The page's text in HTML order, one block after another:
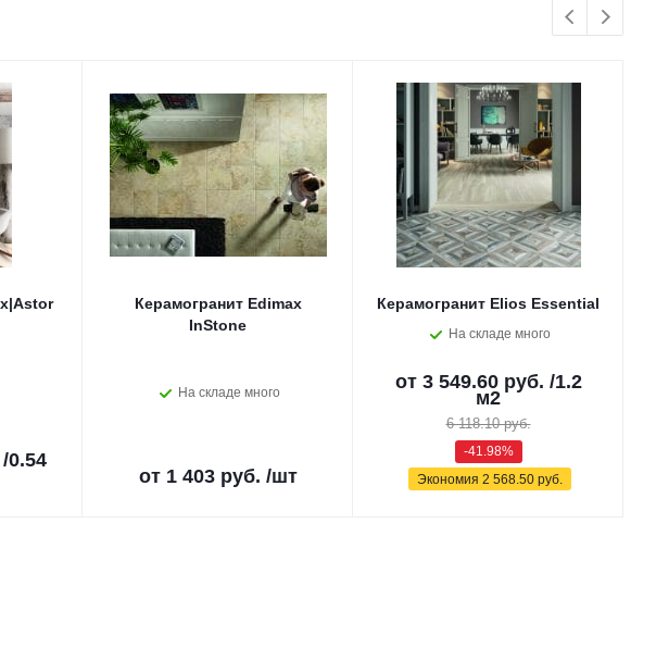
/0.54
Керамогранит Edimax
InStone
На складе много
от 1 403 руб. /шт
Керамогранит Elios Essential
На складе много
от 3 549.60 руб. /1.2
м2
6 118.10 руб.
-41.98%
Экономия 2 568.50 руб.